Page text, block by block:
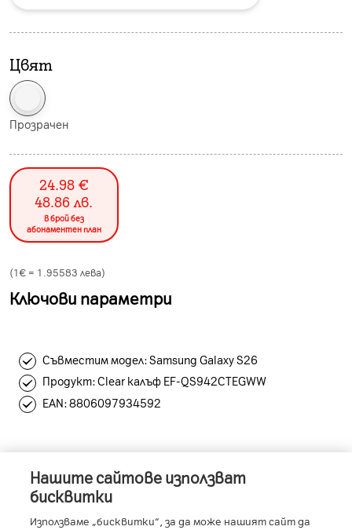
Цвят
Прозрачен
24.98 €
48.86 лв.
в брой без
абонаментен план
(1€ = 1.95583 лева)
Ключови параметри
Съвместим модел: Samsung Galaxy S26
Продукт: Clear калъф EF-QS942CTEGWW
EAN: 8806097934592
Информация за устройството
Нашите сайтове използват
бисквитки
Използваме „бисквитки“, за да може нашият сайт да